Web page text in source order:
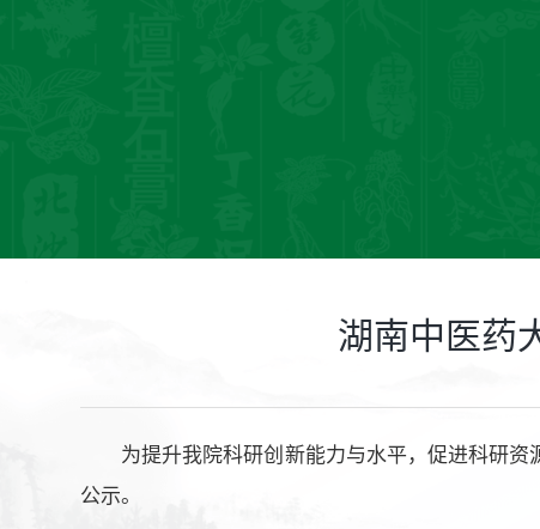
湖南中医药
为提升我院科研创新能力与水平，促进科研
公示。